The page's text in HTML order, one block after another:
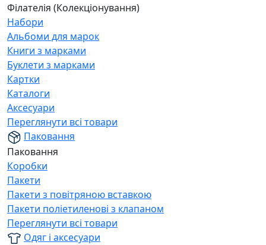
Філателія (Колекціонування)
Набори
Альбоми для марок
Книги з марками
Буклети з марками
Картки
Каталоги
Аксесуари
Переглянути всі товари
Паковання
Паковання
Коробки
Пакети
Пакети з повітряною вставкою
Пакети поліетиленові з клапаном
Переглянути всі товари
Одяг і аксесуари